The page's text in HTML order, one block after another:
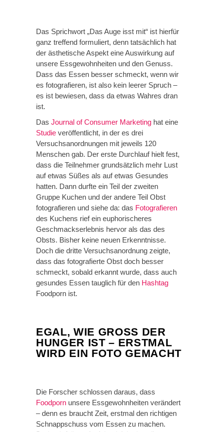
Das Sprichwort „Das Auge isst mit“ ist hierfür
ganz treffend formuliert, denn tatsächlich hat
der ästhetische Aspekt eine Auswirkung auf
unsere Essgewohnheiten und den Genuss.
Dass das Essen besser schmeckt, wenn wir
es fotografieren, ist also kein leerer Spruch –
es ist bewiesen, dass da etwas Wahres dran
ist.
Das Journal of Consumer Marketing hat eine
Studie veröffentlicht, in der es drei
Versuchsanordnungen mit jeweils 120
Menschen gab. Der erste Durchlauf hielt fest,
dass die Teilnehmer grundsätzlich mehr Lust
auf etwas Süßes als auf etwas Gesundes
hatten. Dann durfte ein Teil der zweiten
Gruppe Kuchen und der andere Teil Obst
fotografieren und siehe da: das Fotografieren
des Kuchens rief ein euphorischeres
Geschmackserlebnis hervor als das des
Obsts. Bisher keine neuen Erkenntnisse.
Doch die dritte Versuchsanordnung zeigte,
dass das fotografierte Obst doch besser
schmeckt, sobald erkannt wurde, dass auch
gesundes Essen tauglich für den Hashtag
Foodporn ist.
EGAL, WIE GROSS DER H
UNGER IST – ERSTMAL W
IRD EIN FOTO GEMACHT
Die Forscher schlossen daraus, dass
Foodporn unsere Essgewohnheiten verändert
– denn es braucht Zeit, erstmal den richtigen
Schnappschuss vom Essen zu machen.